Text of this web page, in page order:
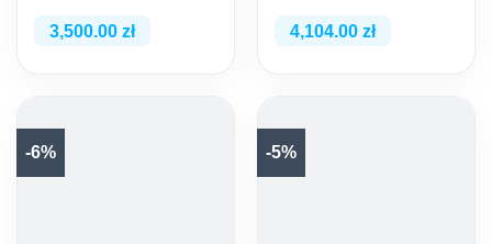
3,500.00 zł 4,104.00 zł
-6% -5%